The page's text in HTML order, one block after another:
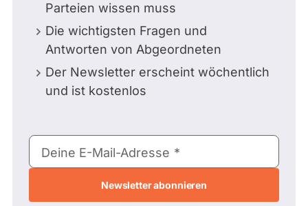
Parteien wissen muss
Die wichtigsten Fragen und
Antworten von Abgeordneten
Der Newsletter erscheint wöchentlich
und ist kostenlos
E-
Mail-
Deine E-Mail-Adresse